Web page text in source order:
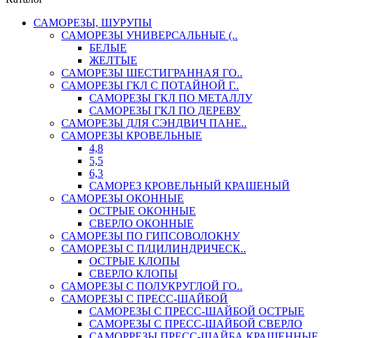
САМОРЕЗЫ, ШУРУПЫ
САМОРЕЗЫ УНИВЕРСАЛЬНЫЕ (..
БЕЛЫЕ
ЖЕЛТЫЕ
САМОРЕЗЫ ШЕСТИГРАННАЯ ГО..
САМОРЕЗЫ ГКЛ С ПОТАЙНОЙ Г..
САМОРЕЗЫ ГКЛ ПО МЕТАЛЛУ
САМОРЕЗЫ ГКЛ ПО ДЕРЕВУ
САМОРЕЗЫ ДЛЯ СЭНДВИЧ ПАНЕ..
САМОРЕЗЫ КРОВЕЛЬНЫЕ
4,8
5,5
6,3
САМОРЕЗ КРОВЕЛЬНЫЙ КРАШЕНЫЙ
САМОРЕЗЫ ОКОННЫЕ
ОСТРЫЕ ОКОННЫЕ
СВЕРЛО ОКОННЫЕ
САМОРЕЗЫ ПО ГИПСОВОЛОКНУ
САМОРЕЗЫ С П/ЦИЛИНДРИЧЕСК..
ОСТРЫЕ КЛОПЫ
СВЕРЛО КЛОПЫ
САМОРЕЗЫ С ПОЛУКРУГЛОЙ ГО..
САМОРЕЗЫ С ПРЕСС-ШАЙБОЙ
САМОРЕЗЫ С ПРЕСС-ШАЙБОЙ ОСТРЫЕ
САМОРЕЗЫ С ПРЕСС-ШАЙБОЙ СВЕРЛО